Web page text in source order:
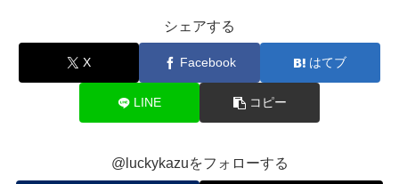
シェアする
X Facebook はてブ
LINE コピー
@luckykazuをフォローする